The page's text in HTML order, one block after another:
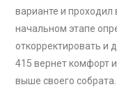
варианте и
начальном этапе
откорректировать и
415 вернет комфорт
выше своего